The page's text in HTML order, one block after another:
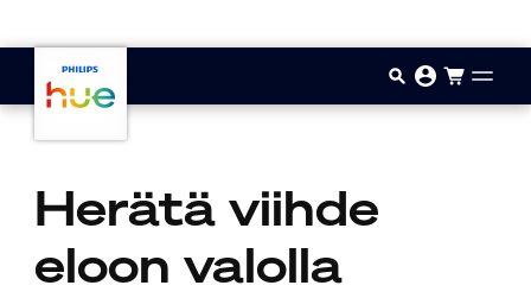
Herätä viihde
eloon valolla